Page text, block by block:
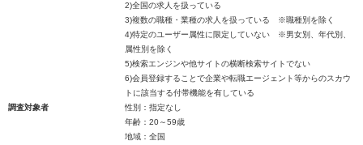
2)全国の求人を扱っている
3)複数の職種・業種の求人を扱っている ※職種別を除く
4)特定のユーザー属性に限定していない ※男女別、年代別、
属性別を除く
5)検索エンジンや他サイトの横断検索サイトでない
6)会員登録することで企業や転職エージェント等からのスカウ
トに該当する付帯機能を有している
調査対象者
性別：指定なし
年齢：20～59歳
地域：全国